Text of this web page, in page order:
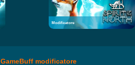
Modificatore
GameBuff modificatore